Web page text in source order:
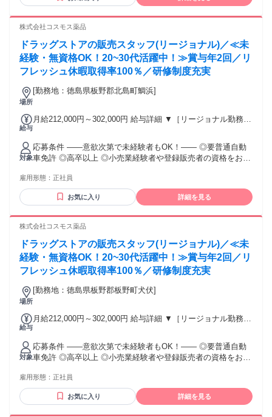
※赴任住宅手当3万円込み（家賃6万円の物件入居の場合）
【経験者B】小売業で店長・マネジメント職経験者(登録販売
者)) 309,300円～376,200円 （39ｈ分時間外手当含む。実際の
残業時間22ｈ） ※赴任住宅手当3万円込み（家賃6万円の物件
入居の場合） 勤務形態やエリアによって異なります。 詳細に
ついては【勤務地範囲と給与について】をご確認ください。
ています。もちろん異業界からの応募や、第二新卒者も含め
株式会社コスモス薬品
ドラッグストアの販売スタッフ(リージョナル)／≪未
経験・無資格OK！20~30代活躍中！≫賞与年2回／リ
フレッシュ休暇取得率100％／研修制度充実
場所
[勤務地：徳島県板野郡北島町鯛浜]
給与
月給212,000円～302,000円 給与詳細 ▼［リージョナル勤務］
（残業時間 月2h程度） 247,000円～277,000円 【スキルアッ
プコース】早期キャリアアップを目指したい方向け 271,000円
～317,600円 （15ｈ分時間外手当含む。実際の残業時間11
ｈ） ※赴任住宅手当3万円込み（家賃6万円の物件入居の場
344,300円 （29ｈ分時間外手当含む。実際の残業時間16.5ｈ）
※赴任住宅手当3万円込み（家賃6万円の物件入居の場合）
【経験者B】小売業で店長・マネジメント職経験者(登録販売
者)) 309,300円～376,200円 （39ｈ分時間外手当含む。実際の
残業時間22ｈ） ※赴任住宅手当3万円込み（家賃6万円の物件
入居の場合） 勤務形態やエリアによって異なります。 詳細に
ついては【勤務地範囲と給与について】をご確認ください。
対象
応募条件 ――意欲次第で未経験者もOK！―― ◎要普通自動
車免許 ◎高卒以上 ◎小売業経験者や登録販売者の資格をお持
後、資格取得を目指すことも可能。研修や講習会もあり。 ※
同業界からの転職者が増えてきており、入社後活躍に繋がっ
ています。もちろん異業界からの応募や、第二新卒者も含め
雇用形態： 正社員
お気に入り 詳細を見る
株式会社コスモス薬品
ドラッグストアの販売スタッフ(リージョナル)／≪未
経験・無資格OK！20~30代活躍中！≫賞与年2回／リ
フレッシュ休暇取得率100％／研修制度充実
場所
[勤務地：徳島県板野郡板野町犬伏]
給与
月給212,000円～302,000円 給与詳細 ▼［リージョナル勤務］
（残業時間 月2h程度） 247,000円～277,000円 【スキルアッ
プコース】早期キャリアアップを目指したい方向け 271,000円
～317,600円 （15ｈ分時間外手当含む。実際の残業時間11
ｈ） ※赴任住宅手当3万円込み（家賃6万円の物件入居の場
344,300円 （29ｈ分時間外手当含む。実際の残業時間16.5ｈ）
※赴任住宅手当3万円込み（家賃6万円の物件入居の場合）
対象
応募条件 ――意欲次第で未経験者もOK！―― ◎要普通自動
車免許 ◎高卒以上 ◎小売業経験者や登録販売者の資格をお持
後、資格取得を目指すことも可能。研修や講習会もあり。 ※
同業界からの転職者が増えてきており、入社後活躍に繋がっ
ています。もちろん異業界からの応募や、第二新卒者も含め
雇用形態： 正社員
お気に入り 詳細を見る